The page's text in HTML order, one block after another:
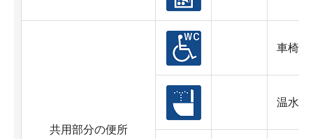
共用部分の便所
車椅子
温水洗